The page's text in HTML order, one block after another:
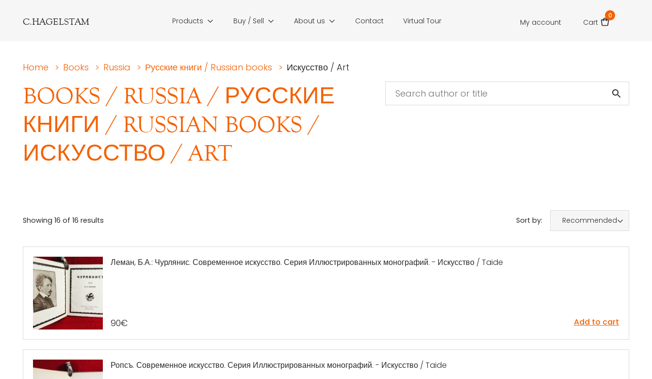
C.HAGELSTAM Products Buy / Sell About us Contact Virtual Tour My account Cart
0
Home > Books > Russia > Русские книги / Russian books > Искусство / Art
BOOKS / RUSSIA / РУССКИЕ
КНИГИ / RUSSIAN BOOKS /
ИСКУССТВО / ART
Showing 16 of 16 results Sort by: Recommended
Леман, Б.А.: Чурлянис. Современное искусство. Серия Иллюстрированных монографий. - Искусство / Taide
90€ Add to cart
Ропсъ. Современное искусство. Серия Иллюстрированных монографий. - Искусство / Taide